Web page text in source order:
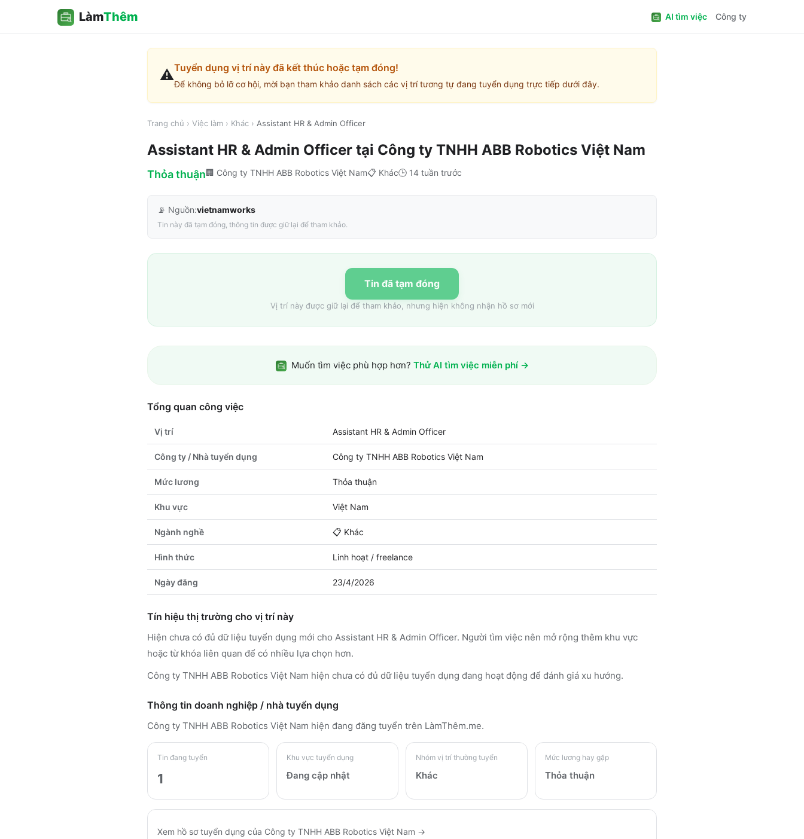
LàmThêm AI tìm việc Công ty
⚠️Tuyển dụng vị trí này đã kết thúc hoặc tạm đóng!
Để không bỏ lỡ cơ hội, mời bạn tham khảo danh sách các vị trí tương tự đang tuyển dụng trực tiếp dưới đây.
Trang chủ › Việc làm › Khác › Assistant HR & Admin Officer
Assistant HR & Admin Officer tại Công ty TNHH ABB Robotics Việt Nam
Thỏa thuận🏢 Công ty TNHH ABB Robotics Việt Nam📋 Khác🕒 14 tuần trước
📡 Nguồn:vietnamworks
Tin này đã tạm đóng, thông tin được giữ lại để tham khảo.
Tin đã tạm đóng
Vị trí này được giữ lại để tham khảo, nhưng hiện không nhận hồ sơ mới
Muốn tìm việc phù hợp hơn? Thử AI tìm việc miễn phí →
Tổng quan công việc
Vị trí Assistant HR & Admin Officer
Công ty / Nhà tuyển dụng Công ty TNHH ABB Robotics Việt Nam
Mức lương Thỏa thuận
Khu vực Việt Nam
Ngành nghề 📋 Khác
Hình thức Linh hoạt / freelance
Ngày đăng 23/4/2026
Tín hiệu thị trường cho vị trí này
Hiện chưa có đủ dữ liệu tuyển dụng mới cho Assistant HR & Admin Officer. Người tìm việc nên mở rộng thêm khu vực
hoặc từ khóa liên quan để có nhiều lựa chọn hơn.
Công ty TNHH ABB Robotics Việt Nam hiện chưa có đủ dữ liệu tuyển dụng đang hoạt động để đánh giá xu hướng.
Thông tin doanh nghiệp / nhà tuyển dụng
Công ty TNHH ABB Robotics Việt Nam hiện đang đăng tuyển trên LàmThêm.me.
Tin đang tuyển
1
Khu vực tuyển dụng
Đang cập nhật
Nhóm vị trí thường tuyển
Khác
Mức lương hay gặp
Thỏa thuận
Xem hồ sơ tuyển dụng của Công ty TNHH ABB Robotics Việt Nam →